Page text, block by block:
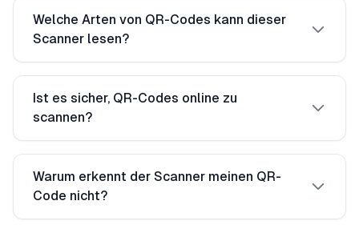
Welche Arten von QR-Codes kann dieser
Scanner lesen?
Ist es sicher, QR-Codes online zu
scannen?
Warum erkennt der Scanner meinen QR-
Code nicht?